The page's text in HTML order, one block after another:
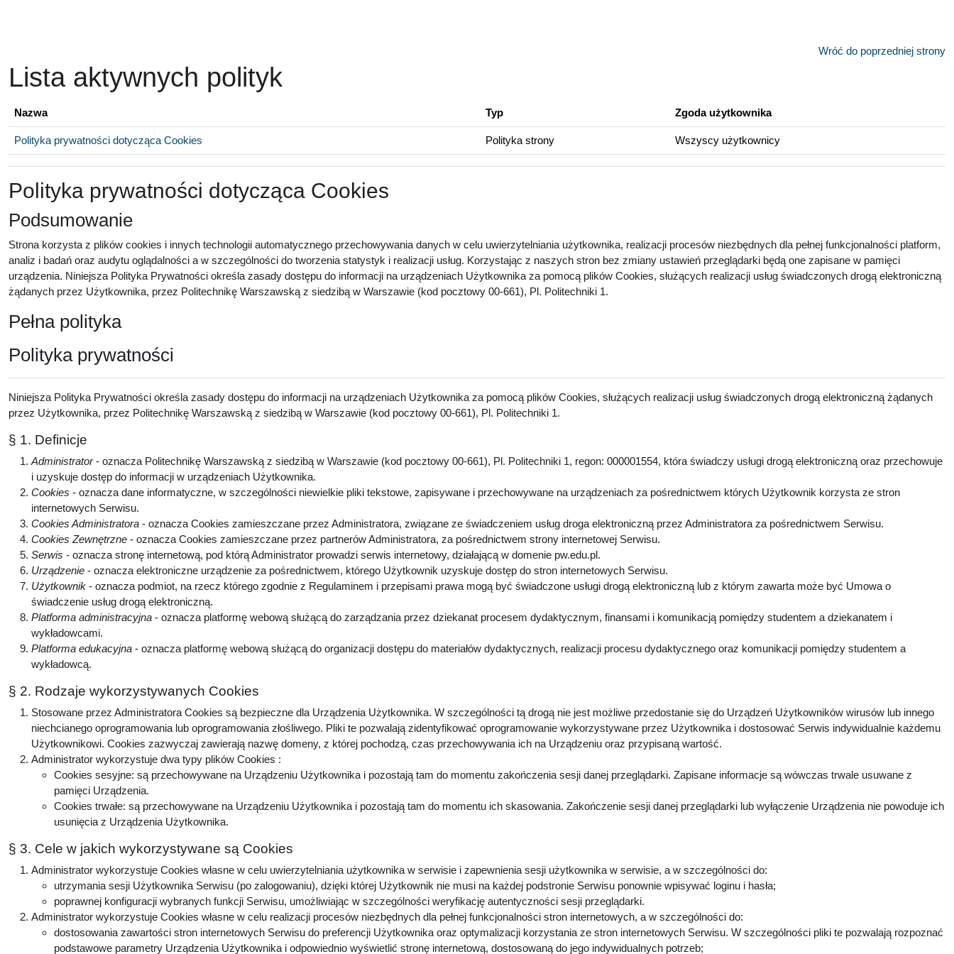
Wróć do poprzedniej strony
Lista aktywnych polityk
Nazwa Typ Zgoda użytkownika
Polityka prywatności dotycząca Cookies Polityka strony Wszyscy użytkownicy
Polityka prywatności dotycząca Cookies
Podsumowanie
Strona korzysta z plików cookies i innych technologii automatycznego przechowywania danych w celu uwierzytelniania użytkownika, realizacji procesów niezbędnych dla pełnej funkcjonalności platform,
analiz i badań oraz audytu oglądalności a w szczególności do tworzenia statystyk i realizacji usług. Korzystając z naszych stron bez zmiany ustawień przeglądarki będą one zapisane w pamięci
urządzenia. Niniejsza Polityka Prywatności określa zasady dostępu do informacji na urządzeniach Użytkownika za pomocą plików Cookies, służących realizacji usług świadczonych drogą elektroniczną
żądanych przez Użytkownika, przez Politechnikę Warszawską z siedzibą w Warszawie (kod pocztowy 00-661), Pl. Politechniki 1.
Pełna polityka
Polityka prywatności
Niniejsza Polityka Prywatności określa zasady dostępu do informacji na urządzeniach Użytkownika za pomocą plików Cookies, służących realizacji usług świadczonych drogą elektroniczną żądanych
przez Użytkownika, przez Politechnikę Warszawską z siedzibą w Warszawie (kod pocztowy 00-661), Pl. Politechniki 1.
§ 1. Definicje
Administrator- oznacza Politechnikę Warszawską z siedzibą w Warszawie (kod pocztowy 00-661), Pl. Politechniki 1, regon: 000001554, która świadczy usługi drogą elektroniczną oraz przechowuje
i uzyskuje dostęp do informacji w urządzeniach Użytkownika.
Cookies - oznacza dane informatyczne, w szczególności niewielkie pliki tekstowe, zapisywane i przechowywane na urządzeniach za pośrednictwem których Użytkownik korzysta ze stron
internetowych Serwisu.
Cookies Administratora - oznacza Cookies zamieszczane przez Administratora, związane ze świadczeniem usług droga elektroniczną przez Administratora za pośrednictwem Serwisu.
Cookies Zewnętrzne - oznacza Cookies zamieszczane przez partnerów Administratora, za pośrednictwem strony internetowej Serwisu.
Serwis - oznacza stronę internetową, pod którą Administrator prowadzi serwis internetowy, działającą w domenie pw.edu.pl.
Urządzenie - oznacza elektroniczne urządzenie za pośrednictwem, którego Użytkownik uzyskuje dostęp do stron internetowych Serwisu.
Użytkownik - oznacza podmiot, na rzecz którego zgodnie z Regulaminem i przepisami prawa mogą być świadczone usługi drogą elektroniczną lub z którym zawarta może być Umowa o
świadczenie usług drogą elektroniczną.
Platforma administracyjna - oznacza platformę webową służącą do zarządzania przez dziekanat procesem dydaktycznym, finansami i komunikacją pomiędzy studentem a dziekanatem i
wykładowcami.
Platforma edukacyjna - oznacza platformę webową służącą do organizacji dostępu do materiałów dydaktycznych, realizacji procesu dydaktycznego oraz komunikacji pomiędzy studentem a
wykładowcą.
§ 2. Rodzaje wykorzystywanych Cookies
Stosowane przez Administratora Cookies są bezpieczne dla Urządzenia Użytkownika. W szczególności tą drogą nie jest możliwe przedostanie się do Urządzeń Użytkowników wirusów lub innego
niechcianego oprogramowania lub oprogramowania złośliwego. Pliki te pozwalają zidentyfikować oprogramowanie wykorzystywane przez Użytkownika i dostosować Serwis indywidualnie każdemu
Użytkownikowi. Cookies zazwyczaj zawierają nazwę domeny, z której pochodzą, czas przechowywania ich na Urządzeniu oraz przypisaną wartość.
Administrator wykorzystuje dwa typy plików Cookies :
Cookies sesyjne: są przechowywane na Urządzeniu Użytkownika i pozostają tam do momentu zakończenia sesji danej przeglądarki. Zapisane informacje są wówczas trwale usuwane z
pamięci Urządzenia.
Cookies trwałe: są przechowywane na Urządzeniu Użytkownika i pozostają tam do momentu ich skasowania. Zakończenie sesji danej przeglądarki lub wyłączenie Urządzenia nie powoduje ich
usunięcia z Urządzenia Użytkownika.
§ 3. Cele w jakich wykorzystywane są Cookies
Administrator wykorzystuje Cookies własne w celu uwierzytelniania użytkownika w serwisie i zapewnienia sesji użytkownika w serwisie, a w szczególności do:
utrzymania sesji Użytkownika Serwisu (po zalogowaniu), dzięki której Użytkownik nie musi na każdej podstronie Serwisu ponownie wpisywać loginu i hasła;
poprawnej konfiguracji wybranych funkcji Serwisu, umożliwiając w szczególności weryfikację autentyczności sesji przeglądarki.
Administrator wykorzystuje Cookies własne w celu realizacji procesów niezbędnych dla pełnej funkcjonalności stron internetowych, a w szczególności do:
dostosowania zawartości stron internetowych Serwisu do preferencji Użytkownika oraz optymalizacji korzystania ze stron internetowych Serwisu. W szczególności pliki te pozwalają rozpoznać
podstawowe parametry Urządzenia Użytkownika i odpowiednio wyświetlić stronę internetową, dostosowaną do jego indywidualnych potrzeb;